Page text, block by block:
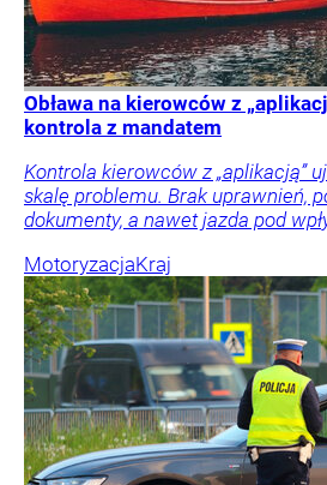
Obława na kierowców z
kontrola z mandatem
Kontrola kierowców z „aplikacją”
skalę problemu. Brak uprawnień,
dokumenty, a nawet jazda pod
MotoryzacjaKraj